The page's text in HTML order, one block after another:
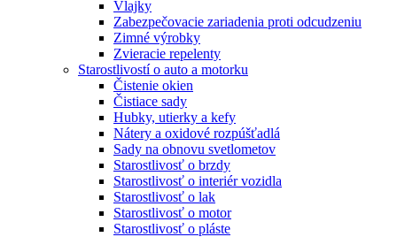
Vlajky
Zabezpečovacie zariadenia proti odcudzeniu
Zimné výrobky
Zvieracie repelenty
Starostlivostí o auto a motorku
Čistenie okien
Čistiace sady
Hubky, utierky a kefy
Nátery a oxidové rozpúšťadlá
Sady na obnovu svetlometov
Starostlivosť o brzdy
Starostlivosť o interiér vozidla
Starostlivosť o lak
Starostlivosť o motor
Starostlivosť o pláste